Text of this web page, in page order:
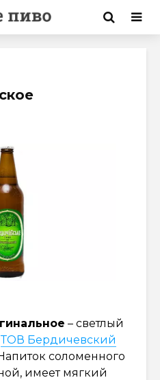
– светлый
ТОВ Бердичевский
соломенного
имеет мягкий